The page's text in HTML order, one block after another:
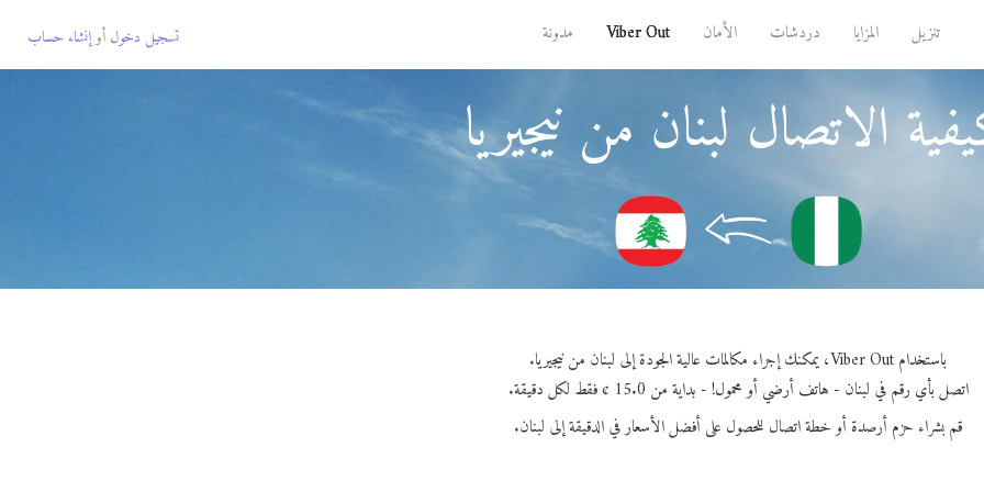
تنزيل المزايا دردشات الأمان Viber Out مدونة تسجيل دخول أوإنشاء حساب
الاتصال لبنان من نيجيريا
باستخدام Viber Out، يمكنك إجراء مكالمات عالية الجودة إلى لبنان من نيجيريا.
اتصل بأي رقم في لبنان - هاتف أرضي أو محمول! - بداية من 15.0 ¢ فقط لكل دقيقة.
قم بشراء حزم أرصدة أو خطة اتصال للحصول على أفضل الأسعار في الدقيقة إلى لبنان.